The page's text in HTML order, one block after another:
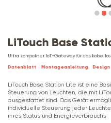
LiTouch Base
Ultra kompakter IoT-Gateway für das
Datenblatt Montageanleitung Design
LiTouch Base Station Lite ist eine
Steuerung von Leuchten, die mit
ausgestattet sind. Das Gerät
individuelle Steuerung jeder
ihres Status und Energieverbrauchs